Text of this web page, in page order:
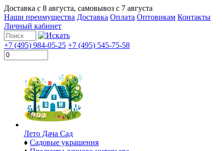
Доставка с 8 августа, самовывоз с 7 августа
Наши преимущества Доставка Оплата Оптовикам Контакты
Личный кабинет
+7 (495) 984-05-25 +7 (495) 545-75-58
Лето Дача Сад
♦ Садовые украшения